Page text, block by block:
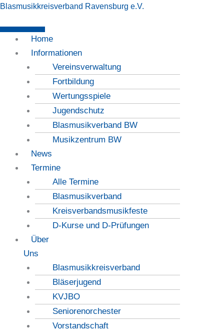
Zum
springen
Blasmusikkreisverband Ravensburg e.V.
Menü
Home
Informationen
Vereinsverwaltung
Fortbildung
Wertungsspiele
Jugendschutz
Blasmusikverband BW
Musikzentrum BW
News
Termine
Alle Termine
Blasmusikverband
Kreisverbandsmusikfeste
D-Kurse und D-Prüfungen
Über
Uns
Blasmusikkreisverband
Bläserjugend
KVJBO
Seniorenorchester
Vorstandschaft